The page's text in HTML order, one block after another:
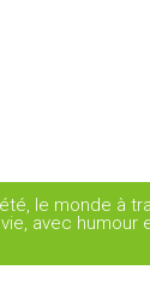
le monde à
avec humour